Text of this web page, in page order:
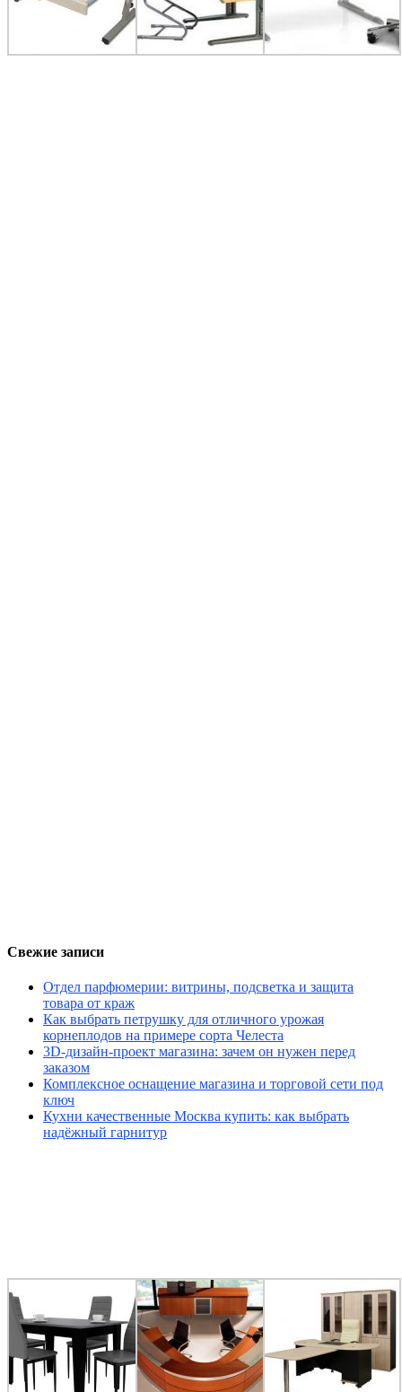
Свежие записи
Отдел парфюмерии: витрины, подсветка и защита
товара от краж
Как выбрать петрушку для отличного урожая
корнеплодов на примере сорта Челеста
3D-дизайн-проект магазина: зачем он нужен перед
заказом
Комплексное оснащение магазина и торговой сети под
ключ
Кухни качественные Москва купить: как выбрать
надёжный гарнитур